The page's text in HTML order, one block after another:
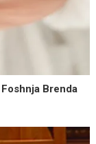
Brenda